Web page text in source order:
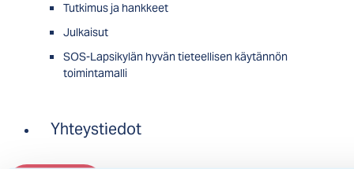
Tutkimus ja hankkeet
Julkaisut
SOS-Lapsikylän hyvän tieteellisen käytännön
toimintamalli
Yhteystiedot